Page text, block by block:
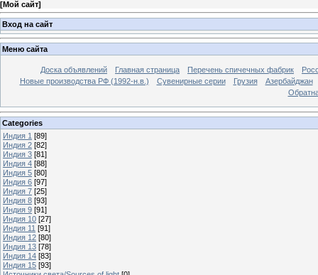
[Мой сайт]
Вход на сайт
Меню сайта
Доска объявлений Главная страница Перечень спичечных фабрик
Новые производства РФ (1992-н.в.)
Сувенирные серии Грузия
Азербайджан
Categories
Индия 1 [89]
Индия 2 [82]
Индия 3 [81]
Индия 4 [88]
Индия 5 [80]
Индия 6 [97]
Индия 7 [25]
Индия 8 [93]
Индия 9 [91]
Индия 10 [27]
Индия 11 [91]
Индия 12 [80]
Индия 13 [78]
Индия 14 [83]
Индия 15 [93]